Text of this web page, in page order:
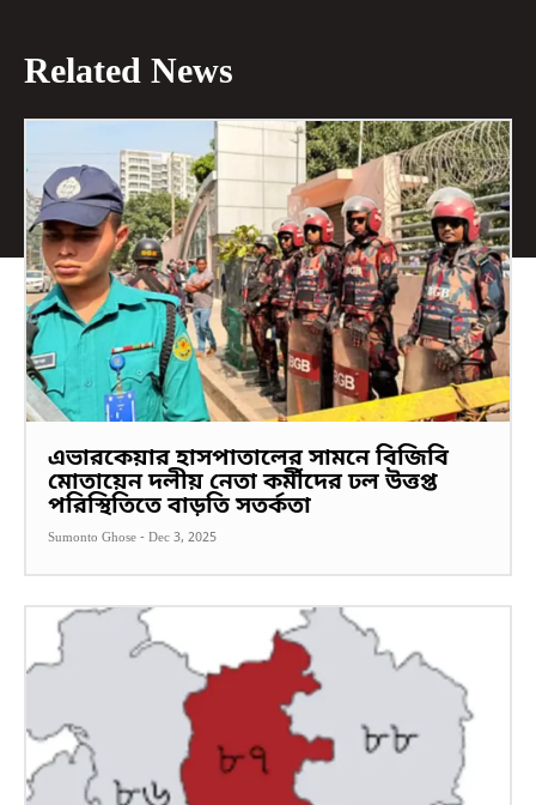
Related News
এভারকেয়ার হাসপাতালের সামনে বিজিবি
মোতায়েন দলীয় নেতা কর্মীদের ঢল উত্তপ্ত
পরিস্থিতিতে বাড়তি সতর্কতা
Sumonto Ghose - Dec 3, 2025